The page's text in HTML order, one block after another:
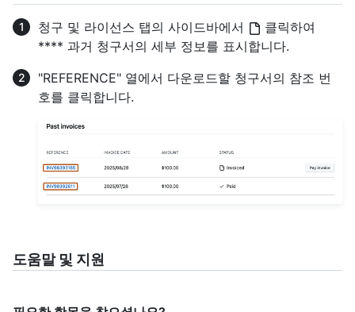
청구 및 라이선스 탭의 사이드바에서
클릭하여
**** 과거 청구서의 세부 정보를 표시합니다.
"REFERENCE" 열에서 다운로드할 청구서의 참조 번
호를 클릭합니다.
도움말 및 지원